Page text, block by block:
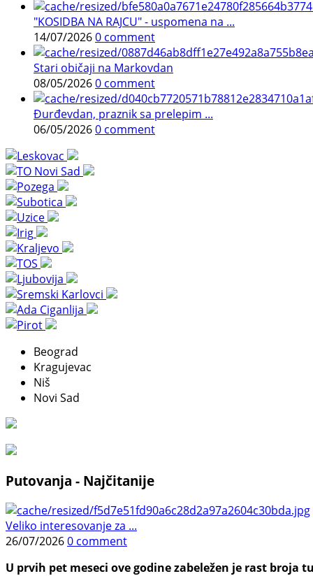
"KOSIDBA NA RAJCU" - uspomena na ...
14/07/20260 comment
Stari običaji na Markovdan
08/05/20260 comment
Đurđevdan, praznik sa prelepim ...
06/05/20260 comment
Beograd
Kragujevac
Niš
Novi Sad
Putovanja - Najčitanije
Veliko interesovanje za ...
26/07/20260 comment
U prvih pet meseci ove godine zabeležen je rast